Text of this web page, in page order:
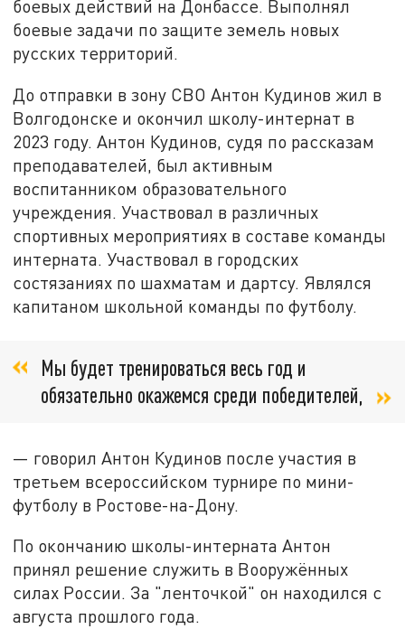
боевых действий на Донбассе. Выполнял
боевые задачи по защите земель новых
русских территорий.
До отправки в зону СВО Антон Кудинов жил в
Волгодонске и окончил школу-интернат в
2023 году. Антон Кудинов, судя по рассказам
преподавателей, был активным
воспитанником образовательного
учреждения. Участвовал в различных
спортивных мероприятиях в составе команды
интерната. Участвовал в городских
состязаниях по шахматам и дартсу. Являлся
капитаном школьной команды по футболу.
Мы будет тренироваться весь год и
обязательно окажемся среди победителей,
— говорил Антон Кудинов после участия в
третьем всероссийском турнире по мини-
футболу в Ростове-на-Дону.
По окончанию школы-интерната Антон
принял решение служить в Вооружённых
силах России. За "ленточкой" он находился с
августа прошлого года.